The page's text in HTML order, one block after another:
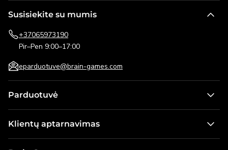
Susisiekite su mumis
+37065973190
Pir–Pen 9:00–17:00
eparduotuve@brain-games.com
Parduotuvė
Žaidimai vaikams
Klientų aptarnavimas